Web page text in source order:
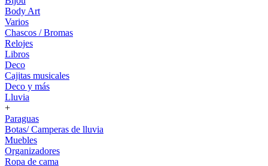
Body Art
Varios
Chascos / Bromas
Relojes
Libros
Deco
Cajitas musicales
Deco y más
Lluvia
+
Paraguas
Botas/ Camperas de lluvia
Muebles
Organizadores
Ropa de cama